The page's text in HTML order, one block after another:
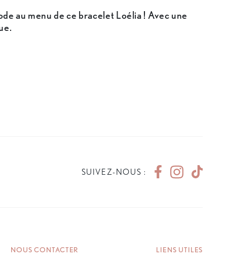
au menu de ce bracelet Loélia ! Avec une
SUIVEZ-NOUS :
NOUS CONTACTER LIENS UTILES